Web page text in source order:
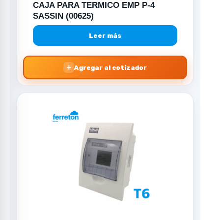
CAJA PARA TERMICO EMP P-4
SASSIN (00625)
Leer más
＋ Agregar al cotizador